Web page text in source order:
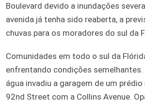
Boulevard devido a inundações
avenida já tenha sido reaberta, a
chuvas para os moradores do sul da
Comunidades em todo o sul da
enfrentando condições semelhantes.
água invadiu a garagem de um
92nd Street com a Collins Avenue.